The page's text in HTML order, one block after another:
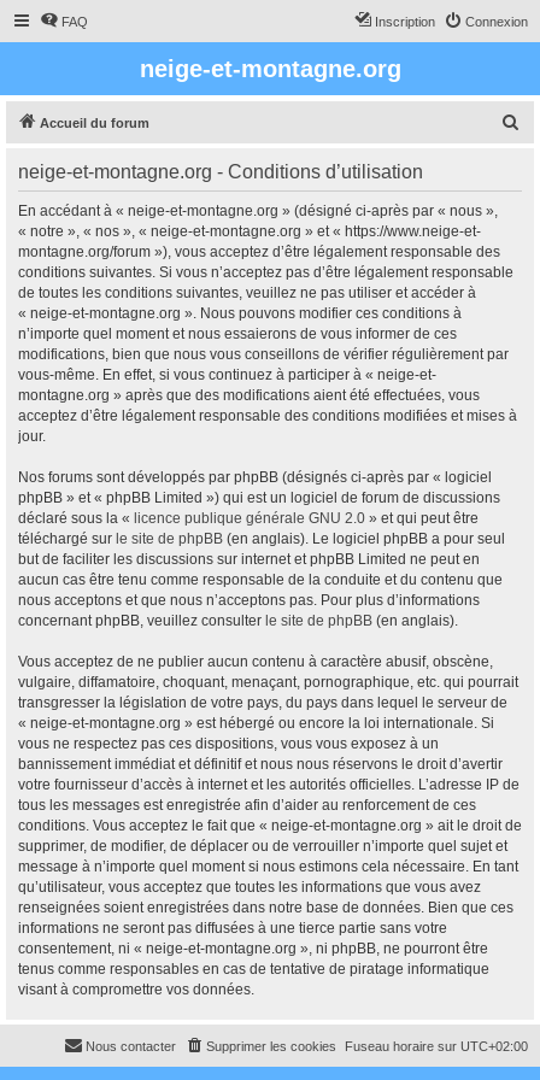
FAQ Connexion
Inscription
neige-et-montagne.org
Accueil du forum
neige-et-montagne.org - Conditions d’utilisation
En accédant à « neige-et-montagne.org » (désigné ci-après par « nous »,
« notre », « nos », « neige-et-montagne.org » et « https://www.neige-et-
montagne.org/forum »), vous acceptez d’être légalement responsable des
conditions suivantes. Si vous n’acceptez pas d’être légalement responsable
de toutes les conditions suivantes, veuillez ne pas utiliser et accéder à
« neige-et-montagne.org ». Nous pouvons modifier ces conditions à
n’importe quel moment et nous essaierons de vous informer de ces
modifications, bien que nous vous conseillons de vérifier régulièrement par
vous-même. En effet, si vous continuez à participer à « neige-et-
montagne.org » après que des modifications aient été effectuées, vous
acceptez d’être légalement responsable des conditions modifiées et mises à
jour.
Nos forums sont développés par phpBB (désignés ci-après par « logiciel
phpBB » et « phpBB Limited ») qui est un logiciel de forum de discussions
déclaré sous la « licence publique générale GNU 2.0 » et qui peut être
téléchargé sur le site de phpBB (en anglais). Le logiciel phpBB a pour seul
but de faciliter les discussions sur internet et phpBB Limited ne peut en
aucun cas être tenu comme responsable de la conduite et du contenu que
nous acceptons et que nous n’acceptons pas. Pour plus d’informations
concernant phpBB, veuillez consulter le site de phpBB (en anglais).
Vous acceptez de ne publier aucun contenu à caractère abusif, obscène,
vulgaire, diffamatoire, choquant, menaçant, pornographique, etc. qui pourrait
transgresser la législation de votre pays, du pays dans lequel le serveur de
« neige-et-montagne.org » est hébergé ou encore la loi internationale. Si
vous ne respectez pas ces dispositions, vous vous exposez à un
bannissement immédiat et définitif et nous nous réservons le droit d’avertir
votre fournisseur d’accès à internet et les autorités officielles. L’adresse IP de
tous les messages est enregistrée afin d’aider au renforcement de ces
conditions. Vous acceptez le fait que « neige-et-montagne.org » ait le droit de
supprimer, de modifier, de déplacer ou de verrouiller n’importe quel sujet et
message à n’importe quel moment si nous estimons cela nécessaire. En tant
qu’utilisateur, vous acceptez que toutes les informations que vous avez
renseignées soient enregistrées dans notre base de données. Bien que ces
informations ne seront pas diffusées à une tierce partie sans votre
consentement, ni « neige-et-montagne.org », ni phpBB, ne pourront être
tenus comme responsables en cas de tentative de piratage informatique
visant à compromettre vos données.
Fuseau horaire sur UTC+02:00
Supprimer les cookies
Nous contacter